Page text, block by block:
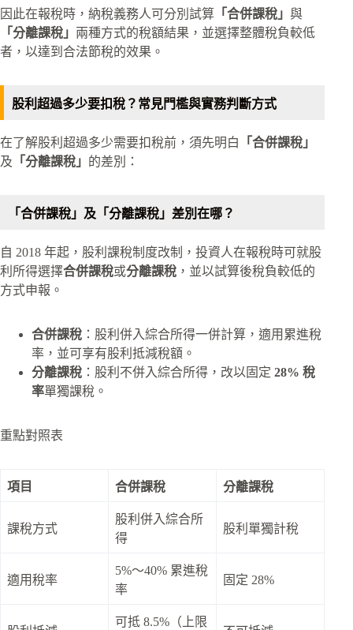
因此在報稅時，納稅義務人可分別試算 「合併課稅」 與
「分離課稅」 兩種方式的稅額結果，並選擇整體稅負較低
者，以達到合法節稅的效果。
股利超過多少要扣稅？常見門檻與實務判斷方式
在了解股利超過多少需要扣稅前，須先明白
「合併課稅」
及 「分離課稅」 的差別：
「合併課稅」及「分離課稅」差別在哪？
自 2018 年起，股利課稅制度改制，投資人在報稅時可就股
利所得選擇合併課稅或分離課稅 ，並以試算後稅負較低的
方式申報。
合併課稅 ：股利併入綜合所得一併計算，適用累進稅
率，並可享有股利抵減稅額。
分離課稅 ：股利不併入綜合所得，改以固定 28% 稅
率單獨課稅。
重點對照表
項目 合併課稅 分離課稅
課稅方式
股利併入綜合所
得
股利單獨計稅
適用稅率
5%～40% 累進稅
率
固定 28%
可抵 8.5%（上限